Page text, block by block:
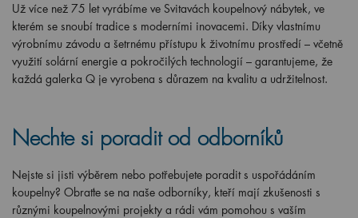
Už více než 75 let vyrábíme ve Svitavách koupelnový nábytek, ve
kterém se snoubí tradice s moderními inovacemi. Díky vlastnímu
výrobnímu závodu a šetrnému přístupu k životnímu prostředí – včetně
využití solární energie a pokročilých technologií – garantujeme, že
každá galerka Q je vyrobena s důrazem na kvalitu a udržitelnost.
Nechte si poradit od odborníků
Nejste si jisti výběrem nebo potřebujete poradit s uspořádáním
koupelny? Obraťte se na naše odborníky, kteří mají zkušenosti s
různými koupelnovými projekty a rádi vám pomohou s vaším